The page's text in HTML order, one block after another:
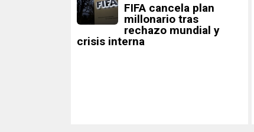
FIFA cancela plan
millonario tras
rechazo mundial y
crisis interna